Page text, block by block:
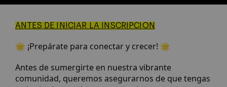
ANTES DE INICIAR LA INSCRIPCION
🌟 ¡Prepárate para conectar y crecer! 🌟
Antes de sumergirte en nuestra vibrante
comunidad, queremos asegurarnos de que tengas